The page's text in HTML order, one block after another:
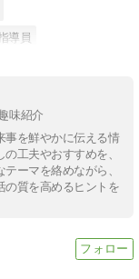
導員
味紹介
事を鮮やかに伝える情
工夫やおすすめを、
ーマを絡めながら、
の質を高めるヒントを